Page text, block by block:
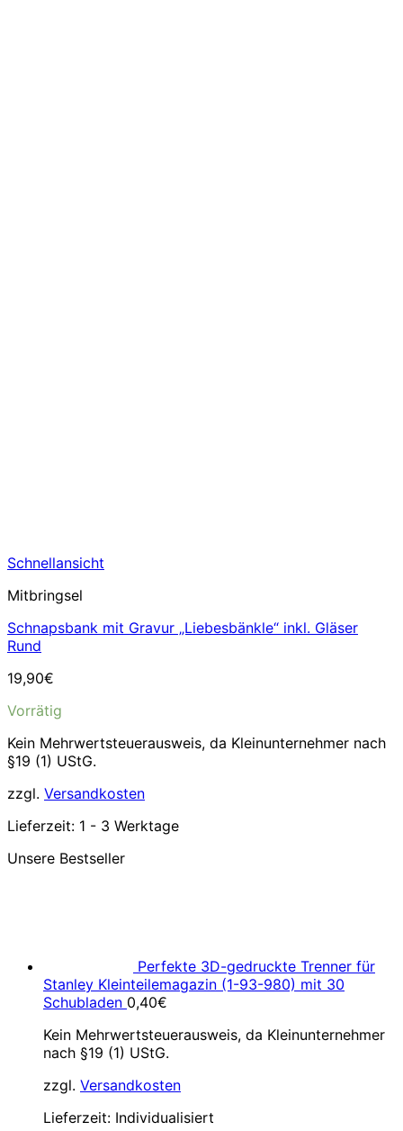
Schnellansicht
Mitbringsel
Schnapsbank mit Gravur „Liebesbänkle“ inkl. Gläser
Rund
19,90€
Vorrätig
Kein Mehrwertsteuerausweis, da Kleinunternehmer nach
§19 (1) UStG.
zzgl. Versandkosten
Lieferzeit: 1 - 3 Werktage
Unsere Bestseller
Perfekte 3D-gedruckte Trenner für
Stanley Kleinteilemagazin (1-93-980) mit 30
Schubladen 0,40€
Kein Mehrwertsteuerausweis, da Kleinunternehmer
nach §19 (1) UStG.
zzgl. Versandkosten
Lieferzeit: Individualisiert